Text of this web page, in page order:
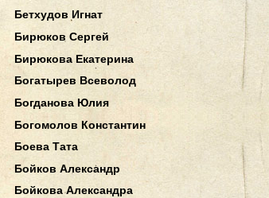
Бетхудов Игнат
Бирюков Сергей
Бирюкова Екатерина
Богатырев Всеволод
Богданова Юлия
Богомолов Константин
Боева Тата
Бойков Александр
Бойкова Александра